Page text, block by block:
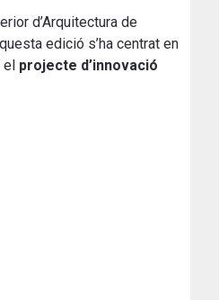
d’Arquitectura de
edició s’ha centrat en
el projecte d’innovació